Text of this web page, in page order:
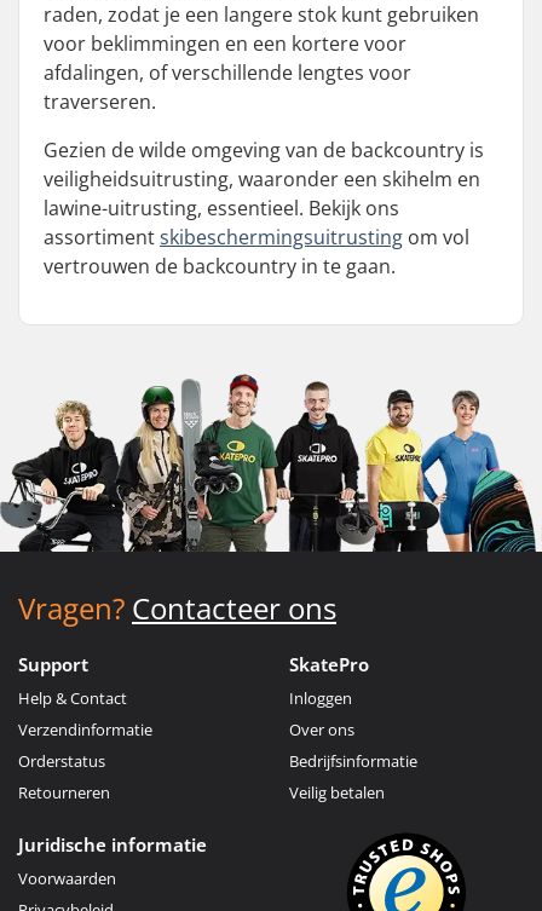
raden, zodat je een langere stok kunt gebruiken
voor beklimmingen en een kortere voor
afdalingen, of verschillende lengtes voor
traverseren.
Gezien de wilde omgeving van de backcountry is
veiligheidsuitrusting, waaronder een skihelm en
lawine-uitrusting, essentieel. Bekijk ons
assortimentskibeschermingsuitrusting om vol
vertrouwen de backcountry in te gaan.
Vragen? Contacteer ons
Support
Help & Contact
Verzendinformatie
Orderstatus
Retourneren
SkatePro
Inloggen
Over ons
Bedrijfsinformatie
Veilig betalen
Juridische informatie
Voorwaarden